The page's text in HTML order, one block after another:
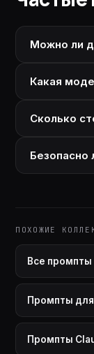
Можно ли
Какая
Сколько
Безопасно
ПОХОЖИЕ
Все промпты
Промпты
Промпты